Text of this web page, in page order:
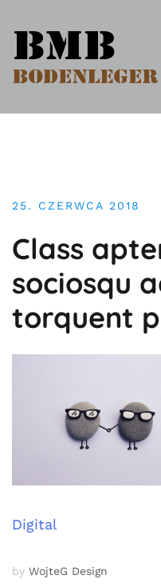
content
25. CZERWCA 2018
Class
sociosqu
torquent
Digital
by WojteG Design